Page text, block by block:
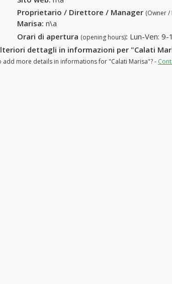
Proprietario / Direttore / Manager (Owner
Marisa: n\a
Orari di apertura (opening hours): Lun-Ven:
dettagli in informazioni per "Calati
more details in informations for "Calati Marisa"? -